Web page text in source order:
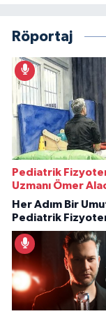
Röportaj
Pediatrik
Uzmanı Ömer
Her Adım Bir
Pediatrik
İlham Veren